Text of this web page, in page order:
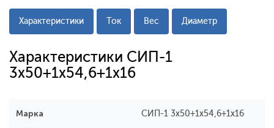
Характеристики Ток Вес Диаметр
Характеристики СИП-1
3x50+1x54,6+1x16
Марка СИП-1 3x50+1x54,6+1x16